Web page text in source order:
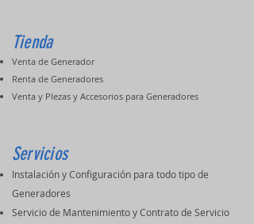
Tienda
Venta de Generador
Renta de Generadores
Venta y PIezas y Accesorios para Generadores
Servicios
Instalación y Configuración para todo tipo de
Generadores
Servicio de Mantenimiento y Contrato de Servicio